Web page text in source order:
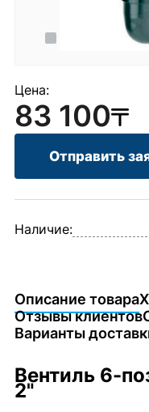
Цена:
83 100
Отправить
Наличие:
Описание товара
Отзывы клиентов
Варианты
Вентиль 6-
2"